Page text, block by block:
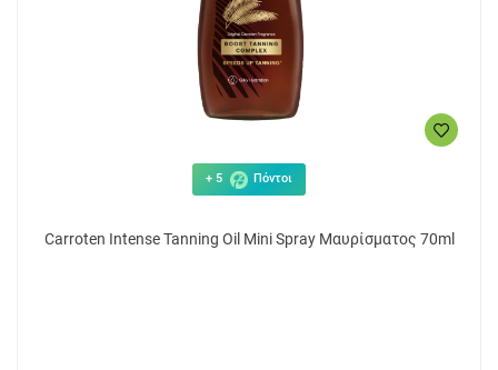
+ 5 Πόντοι
Carroten Intense Tanning Oil Mini Spray Μαυρίσματος 70ml